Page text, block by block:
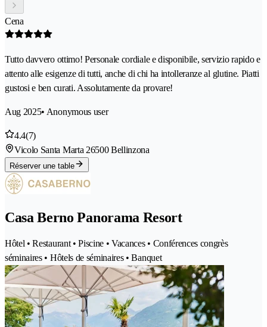
Cena
Tutto davvero ottimo! Personale cordiale e disponibile, servizio rapido e
attento alle esigenze di tutti, anche di chi ha intolleranze al glutine. Piatti
gustosi e ben curati. Assolutamente da provare!
Aug 2025• Anonymous user
4.4(7)
Vicolo Santa Marta 26500 Bellinzona
Réserver une table
Casa Berno Panorama Resort
Hôtel • Restaurant • Piscine • Vacances • Conférences congrès
séminaires • Hôtels de séminaires • Banquet